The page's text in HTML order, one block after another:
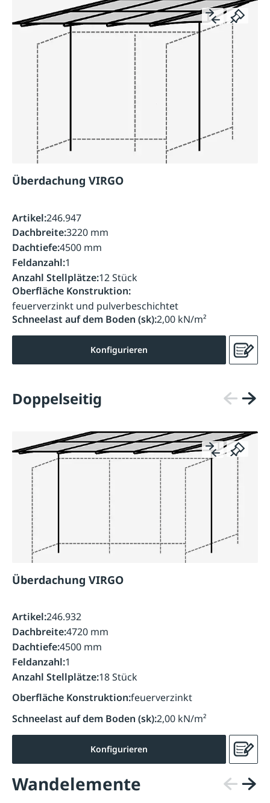
Überdachung VIRGO
Artikel:246.947
Dachbreite:3220 mm
Dachtiefe:4500 mm
Feldanzahl:1
Anzahl Stellplätze:12 Stück
Oberfläche Konstruktion:
feuerverzinkt und pulverbeschichtet
Schneelast auf dem Boden (sk):2,00 kN/m²
Konfigurieren
Doppelseitig
Überdachung VIRGO
Artikel:246.932
Dachbreite:4720 mm
Dachtiefe:4500 mm
Feldanzahl:1
Anzahl Stellplätze:18 Stück
Oberfläche Konstruktion:feuerverzinkt
Schneelast auf dem Boden (sk):2,00 kN/m²
Konfigurieren
Wandelemente